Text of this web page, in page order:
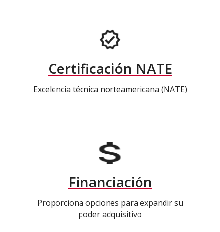
Certificación NATE
Excelencia técnica norteamericana (NATE)
Financiación
Proporciona opciones para expandir su
poder adquisitivo